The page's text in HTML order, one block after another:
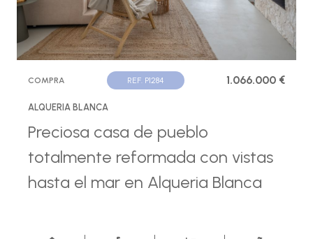
COMPRA REF. P1284 1.066.000 €
ALQUERIA BLANCA
Preciosa casa de pueblo
totalmente reformada con vistas
hasta el mar en Alqueria Blanca